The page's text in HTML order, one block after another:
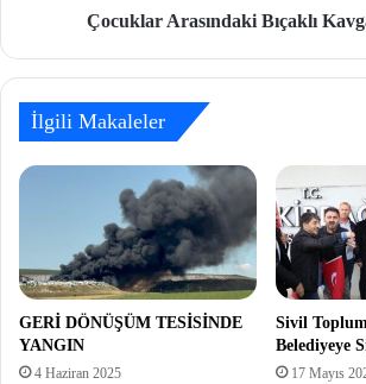
Çocuklar Arasındaki Bıçaklı
İlgili Makaleler
GERİ DÖNÜŞÜM TESİSİNDE
YANGIN
4 Haziran 2025
Sivil
Belediyeye
17 Mayıs